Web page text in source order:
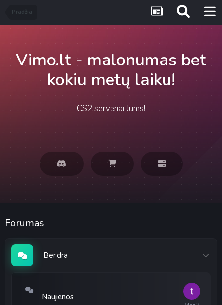
Pradžia
Vimo.lt - malonumas bet
kokiu metų laiku!
CS2 serveriai Jums!
Forumas
Bendra
Naujienos